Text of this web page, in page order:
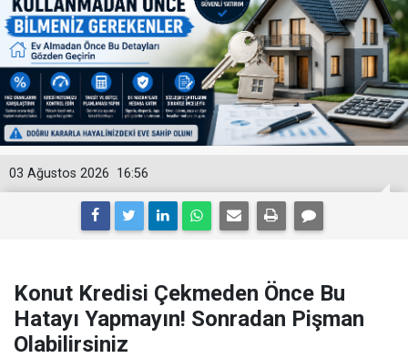
16:56
03 Ağustos 2026
Konut Kredisi Çekmeden Önce Bu
Hatayı Yapmayın! Sonradan Pişman
Olabilirsiniz